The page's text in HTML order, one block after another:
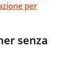
per
senza